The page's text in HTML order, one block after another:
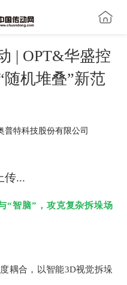
| OPT&华盛控
机堆叠”新范
普特科技股份有限公司
“智脑”，攻克复杂拆垛场
耦合，以智能3D视觉拆垛